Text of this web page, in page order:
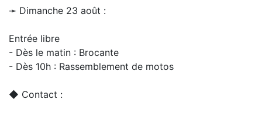
➛ Dimanche 23 août :
Entrée libre
- Dès le matin : Brocante
- Dès 10h : Rassemblement de motos
◆ Contact :